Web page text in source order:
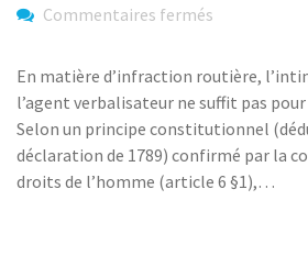
Commentaires fermés
dressé
par
intime
conviction,
PV
annulé
En matière d’infraction routière,
l’agent verbalisateur ne suffit pas
Selon un principe constitutionnel
déclaration de 1789) confirmé par la
droits de l’homme (article 6 §1),…